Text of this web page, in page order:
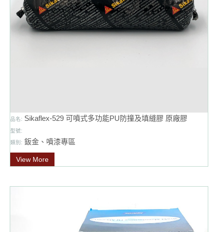
品名: Sikaflex-529 可噴式多功能PU防撞及填縫膠 原廠膠
型號:
類別: 鈑金、噴漆專區
View More